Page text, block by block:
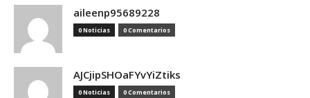
aileenp95689228
0 Noticias 0 Comentarios
AJCjipSHOaFYvYiZtiks
0 Noticias 0 Comentarios